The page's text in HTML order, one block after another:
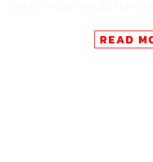
เกษตรกรชาวสวนยางพาราอำเภ
ชมถนนยางพาราของ อบจ.สงขลา
READ